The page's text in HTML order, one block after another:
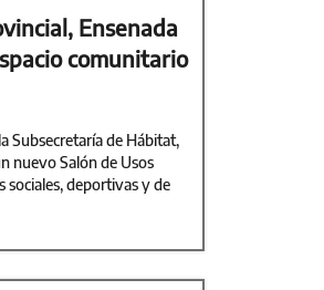
Ensenada
comunitario
Subsecretaría de Hábitat,
nuevo Salón de Usos
sociales, deportivas y de